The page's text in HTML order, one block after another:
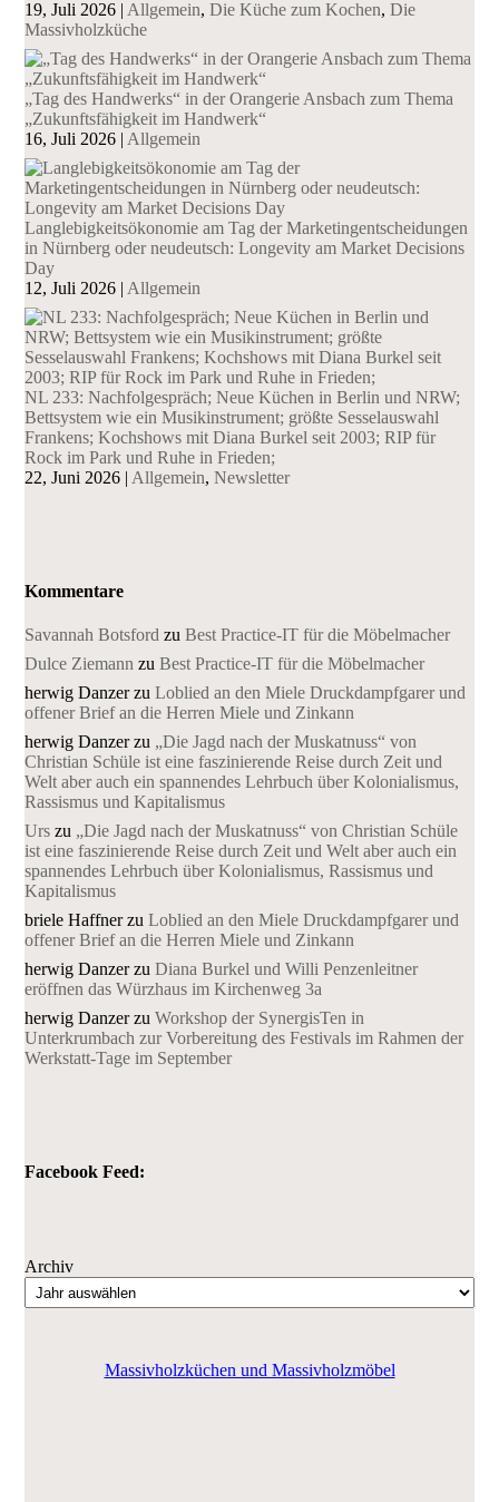
19, Juli 2026 | Allgemein,Die Küche zum Kochen,Die
Massivholzküche
„Tag des Handwerks“ in der Orangerie Ansbach zum Thema
„Zukunftsfähigkeit im Handwerk“
16, Juli 2026 | Allgemein
Langlebigkeitsökonomie am Tag der Marketingentscheidungen
in Nürnberg oder neudeutsch: Longevity am Market Decisions
Day
12, Juli 2026 | Allgemein
NL 233: Nachfolgespräch; Neue Küchen in Berlin und NRW;
Bettsystem wie ein Musikinstrument; größte Sesselauswahl
Frankens; Kochshows mit Diana Burkel seit 2003; RIP für
Rock im Park und Ruhe in Frieden;
22, Juni 2026 | Allgemein,Newsletter
Kommentare
Savannah Botsford zuBest Practice-IT für die Möbelmacher
Dulce Ziemann zuBest Practice-IT für die Möbelmacher
herwig DanzerzuLoblied an den Miele Druckdampfgarer und
offener Brief an die Herren Miele und Zinkann
herwig Danzerzu „Die Jagd nach der Muskatnuss“ von
Christian Schüle ist eine faszinierende Reise durch Zeit und
Welt aber auch ein spannendes Lehrbuch über Kolonialismus,
Rassismus und Kapitalismus
Urs zu „Die Jagd nach der Muskatnuss“ von Christian Schüle
ist eine faszinierende Reise durch Zeit und Welt aber auch ein
spannendes Lehrbuch über Kolonialismus, Rassismus und
Kapitalismus
briele HaffnerzuLoblied an den Miele Druckdampfgarer und
offener Brief an die Herren Miele und Zinkann
herwig DanzerzuDiana Burkel und Willi Penzenleitner
eröffnen das Würzhaus im Kirchenweg 3a
herwig DanzerzuWorkshop der SynergisTen in
Unterkrumbach zur Vorbereitung des Festivals im Rahmen der
Werkstatt-Tage im September
Facebook Feed:
Archiv
Massivholzküchen und Massivholzmöbel